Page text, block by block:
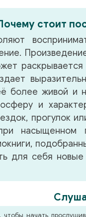
стоит
более живой и
и
прогулок
насыщенном
для себя
начать